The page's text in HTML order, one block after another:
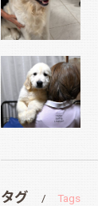
タグ Tags